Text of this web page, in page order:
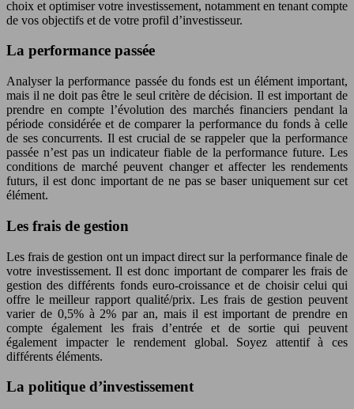
choix et optimiser votre investissement, notamment en tenant compte
de vos objectifs et de votre profil d’investisseur.
La performance passée
Analyser la performance passée du fonds est un élément important,
mais il ne doit pas être le seul critère de décision. Il est important de
prendre en compte l’évolution des marchés financiers pendant la
période considérée et de comparer la performance du fonds à celle
de ses concurrents. Il est crucial de se rappeler que la performance
passée n’est pas un indicateur fiable de la performance future. Les
conditions de marché peuvent changer et affecter les rendements
futurs, il est donc important de ne pas se baser uniquement sur cet
élément.
Les frais de gestion
Les frais de gestion ont un impact direct sur la performance finale de
votre investissement. Il est donc important de comparer les frais de
gestion des différents fonds euro-croissance et de choisir celui qui
offre le meilleur rapport qualité/prix. Les frais de gestion peuvent
varier de 0,5% à 2% par an, mais il est important de prendre en
compte également les frais d’entrée et de sortie qui peuvent
également impacter le rendement global. Soyez attentif à ces
différents éléments.
La politique d’investissement